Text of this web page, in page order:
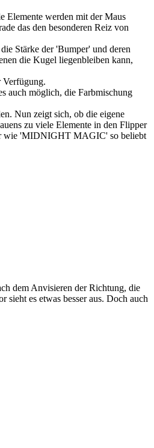
Elemente werden mit der Maus
das den besonderen Reiz von
Stärke der 'Bumper' und deren
die Kugel liegenbleiben kann,
Verfügung.
auch möglich, die Farbmischung
Nun zeigt sich, ob die eigene
zu viele Elemente in den Flipper
wie 'MIDNIGHT MAGIC' so beliebt
dem Anvisieren der Richtung, die
es etwas besser aus. Doch auch